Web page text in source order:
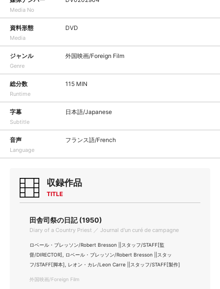
Media No
資料形態
Media
DVD
ジャンル
Genre
外国映画/Foreign Film
総分数
Runtime
115 MIN
字幕
Subtitle
日本語/Japanese
音声
Language
フランス語/French
収録作品
TITLE
田舎司祭の日記 (1950)
Diary of a Country Priest ／ Journal d'un curé de campagne
ロベール・ブレッソン/Robert Bresson ||スタッフ/STAFF[監
督/DIRECTOR], ロベール・ブレッソン/Robert Bresson ||スタッ
フ/STAFF[脚本], レオン・カレ/Leon Carre ||スタッフ/STAFF[製作]
外国映画/Foreign Film